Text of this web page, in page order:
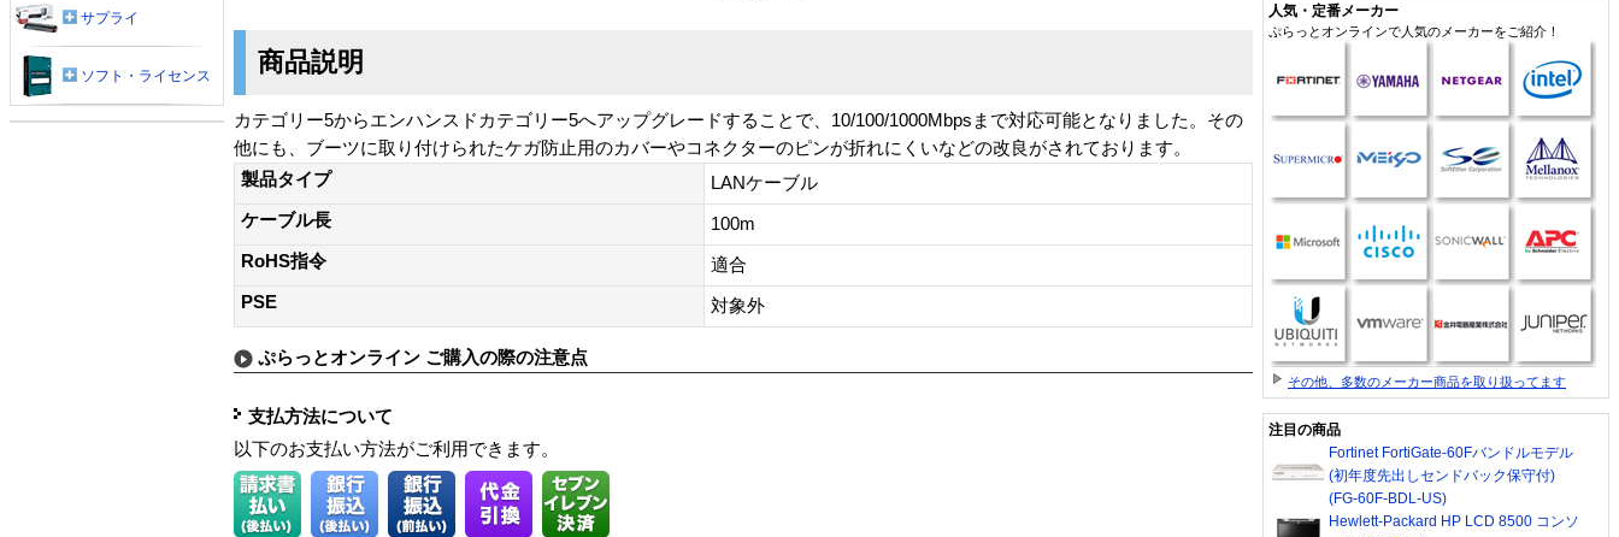
商品説明
カテゴリー5からエンハンスドカテゴリー5へアップグレードすることで、10/100/1000Mbpsまで対応可能となりました。その
他にも、ブーツに取り付けられたケガ防止用のカバーやコネクターのピンが折れにくいなどの改良がされております。
製品タイプ
LANケーブル
ケーブル長
100m
RoHS指令
適合
PSE
対象外
ぷらっとオンライン ご購入の際の注意点
支払方法について
以下のお支払い方法がご利用できます。
サプライ
ソフト・ライセンス
人気・定番メーカー
ぷらっとオンラインで人気のメーカーをご紹介！
その他、多数のメーカー商品を取り扱ってます
注目の商品
Fortinet FortiGate-60Fバンドルモデル
(初年度先出しセンドバック保守付)
(FG-60F-BDL-US)
Hewlett-Packard HP LCD 8500 コンソ